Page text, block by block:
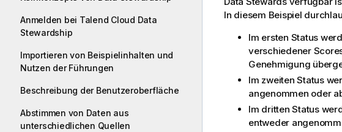
Anmelden bei Talend Cloud Data
Stewardship
Importieren von Beispielinhalten und
Nutzen der Führungen
Beschreibung der Benutzeroberfläche
Abstimmen von Daten aus
unterschiedlichen Quellen
In diesem Beispiel
Im ersten Status
verschiedener
Genehmigung
Im zweiten Status
angenommen oder
Im dritten Status
entweder